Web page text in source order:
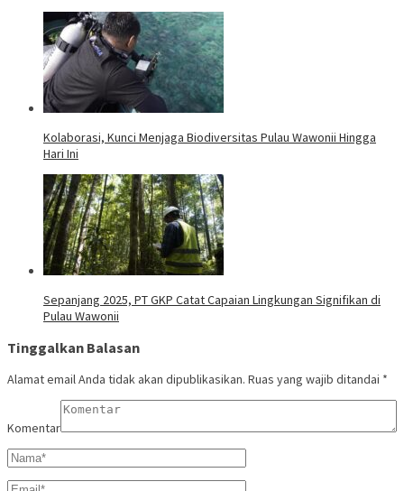
Kolaborasi, Kunci Menjaga Biodiversitas Pulau Wawonii Hingga
Hari Ini
Sepanjang 2025, PT GKP Catat Capaian Lingkungan Signifikan di
Pulau Wawonii
Tinggalkan Balasan
Alamat email Anda tidak akan dipublikasikan. Ruas yang wajib ditandai *
Komentar